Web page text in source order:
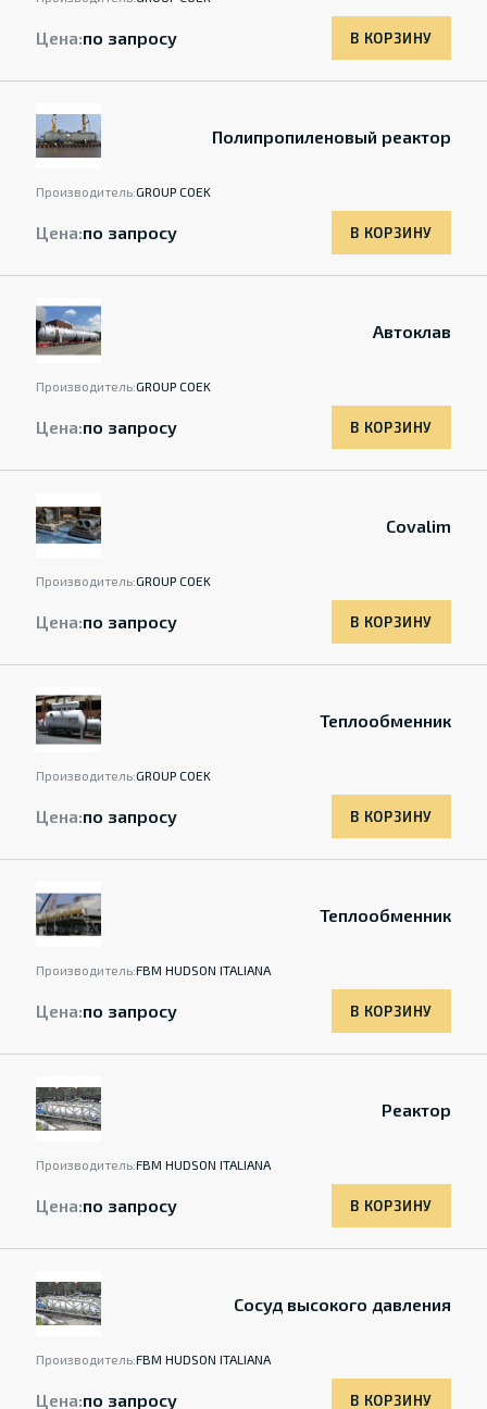
Цена:по запросу В КОРЗИНУ
Полипропиленовый реактор
Производитель:GROUP COEK
Цена:по запросу В КОРЗИНУ
Автоклав
Производитель:GROUP COEK
Цена:по запросу В КОРЗИНУ
Covalim
Производитель:GROUP COEK
Цена:по запросу В КОРЗИНУ
Теплообменник
Производитель:GROUP COEK
Цена:по запросу В КОРЗИНУ
Теплообменник
Производитель:FBM HUDSON ITALIANA
Цена:по запросу В КОРЗИНУ
Реактор
Производитель:FBM HUDSON ITALIANA
Цена:по запросу В КОРЗИНУ
Сосуд высокого давления
Производитель:FBM HUDSON ITALIANA
Цена:по запросу В КОРЗИНУ